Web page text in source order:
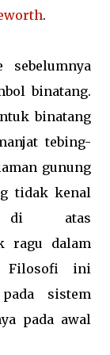
.
sebelumnya
binatang.
binatang
tebing-
gunung
tidak kenal
di atas
ragu dalam
Filosofi ini
sistem
pada awal